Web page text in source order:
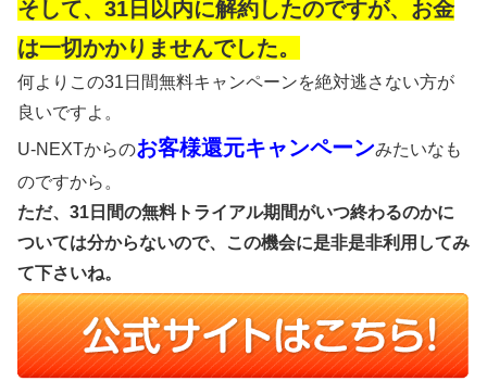
そして、31日以内に解約したのですが、お金
は一切かかりませんでした。
何よりこの31日間無料キャンペーンを絶対逃さない方が
良いですよ。
U-NEXTからのお客様還元キャンペーンみたいなも
のですから。
ただ、31日間の無料トライアル期間がいつ終わるのかに
ついては分からないので、この機会に是非是非利用してみ
て下さいね。